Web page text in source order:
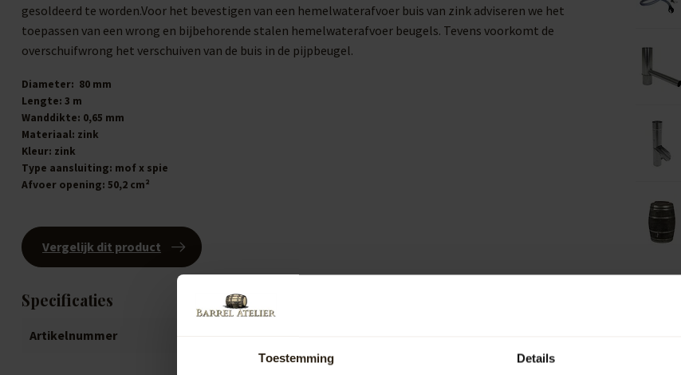
Toestemming Details
gesoldeerd te worden.Voor het bevestigen van een hemelwaterafvoer buis van zink adviseren we het
toepassen van een wrong en bijbehorende stalen hemelwaterafvoer beugels. Tevens voorkomt de
overschuifwrong het verschuiven van de buis in de pijpbeugel.
Diameter: 80 mm
Lengte: 3 m
Wanddikte: 0,65 mm
Materiaal: zink
Kleur: zink
Type aansluiting: mof x spie
Afvoer opening: 50,2 cm²
Vergelijk dit product
Specificaties
Artikelnummer